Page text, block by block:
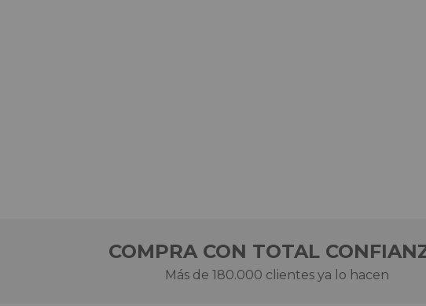
COMPRA CON TOTAL
Más de 180.000 clientes ya lo hacen